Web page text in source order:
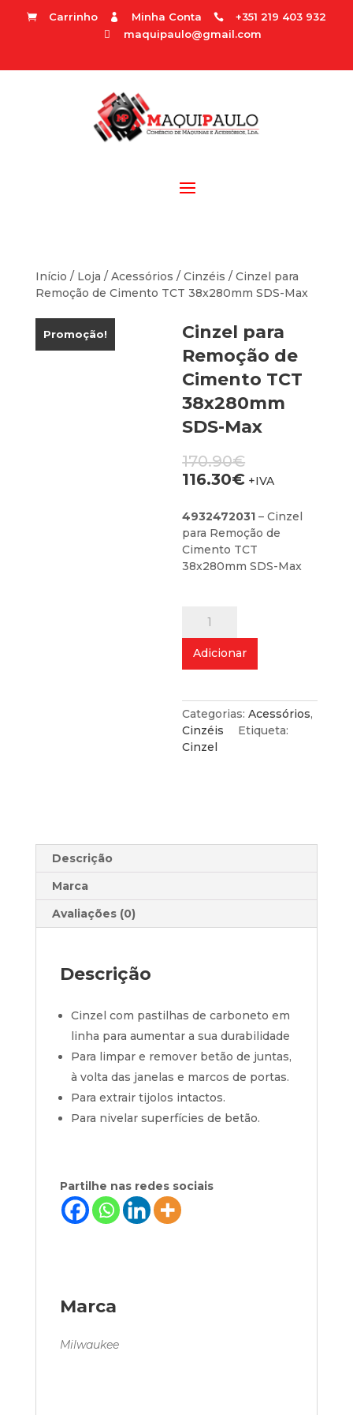
 Carrinho  Minha Conta  +351 219 403 932
 maquipaulo@gmail.com
Início / Loja / Acessórios / Cinzéis / Cinzel para
Remoção de Cimento TCT 38x280mm SDS-Max
Promoção!
Cinzel para
Remoção de
Cimento TCT
38x280mm
SDS-Max
170.90€
preço
era:
170.90€.
116.30€O
atual
é:
116.30€.
+IVA
4932472031 – Cinzel
para Remoção de
Cimento TCT
38x280mm SDS-Max
Cinzel
Cimento
TCT
38x280mm
Adicionar
Categorias:Acessórios,
Cinzéis
Etiqueta:
Cinzel
Descrição
Marca
Avaliações (0)
Descrição
Cinzel com pastilhas de carboneto em
linha para aumentar a sua durabilidade
Para limpar e remover betão de juntas,
à volta das janelas e marcos de portas.
Para extrair tijolos intactos.
Para nivelar superfícies de betão.
Partilhe nas redes sociais
Marca
Milwaukee